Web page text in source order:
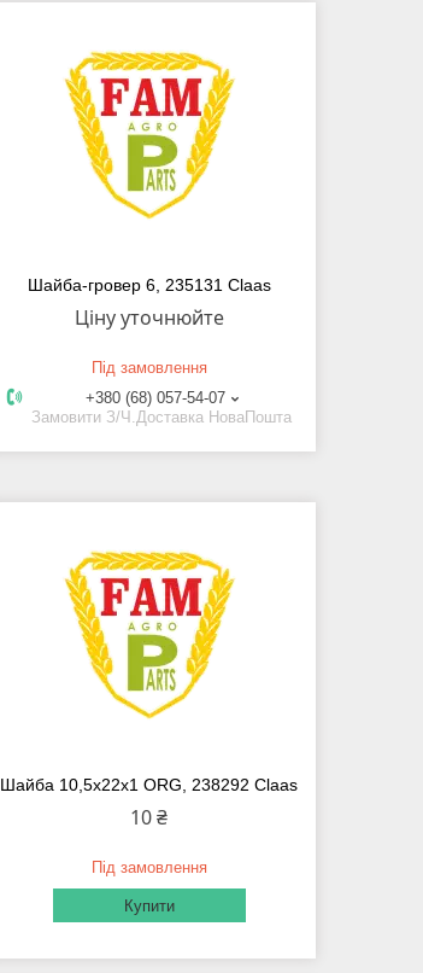
Шайба-гровер 6, 235131 Claas
Ціну уточнюйте
Під замовлення
+380 (68) 057-54-07
Замовити З/Ч.Доставка НоваПошта
Шайба 10,5х22х1 ORG, 238292 Claas
10 ₴
Під замовлення
Купити